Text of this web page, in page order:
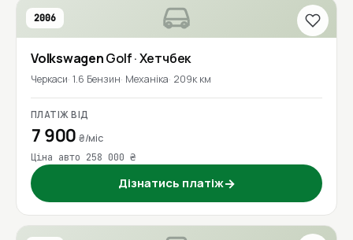
2006
VolkswagenGolf· Хетчбек
Черкаси 1.6 Бензин Механіка 209к км
ПЛАТІЖ ВІД
7 900₴/міс
Ціна авто 258 000 ₴
Дізнатись платіж→